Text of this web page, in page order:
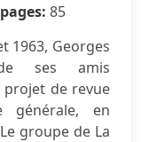
85
1963, Georges
ses amis
de revue
générale, en
groupe de La